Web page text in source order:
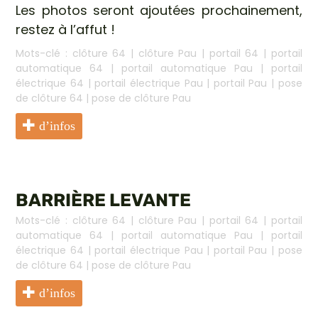
Les photos seront ajoutées prochainement,
restez à l’affut !
Mots-clé : clôture 64 | clôture Pau | portail 64 | portail
automatique 64 | portail automatique Pau | portail
électrique 64 | portail électrique Pau | portail Pau | pose
de clôture 64 | pose de clôture Pau
d’infos
BARRIÈRE LEVANTE
Mots-clé : clôture 64 | clôture Pau | portail 64 | portail
automatique 64 | portail automatique Pau | portail
électrique 64 | portail électrique Pau | portail Pau | pose
de clôture 64 | pose de clôture Pau
d’infos